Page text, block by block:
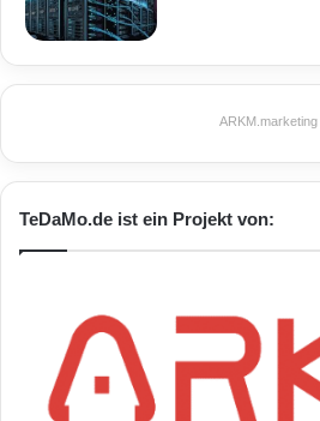
ARKM.marketing
TeDaMo.de ist ein Projekt von: